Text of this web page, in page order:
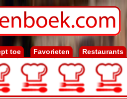
toe Favorieten Restaurants